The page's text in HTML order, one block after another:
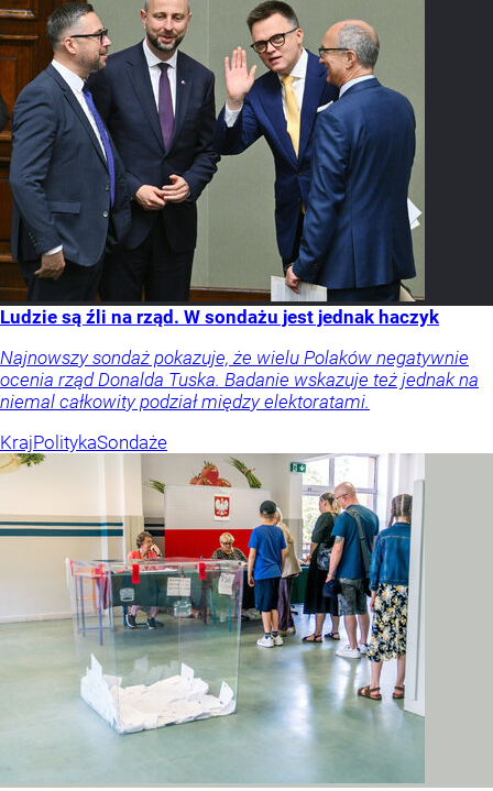
Ludzie są źli na rząd. W sondażu jest jednak haczyk
Najnowszy sondaż pokazuje, że wielu Polaków negatywnie
ocenia rząd Donalda Tuska. Badanie wskazuje też jednak na
niemal całkowity podział między elektoratami.
KrajPolitykaSondaże